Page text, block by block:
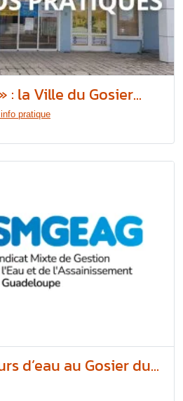
: la Ville du Gosier...
pratique
d’eau au Gosier du...